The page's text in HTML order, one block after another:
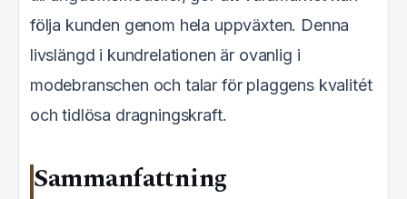
följa kunden genom hela uppväxten. Denna
livslängd i kundrelationen är ovanlig i
modebranschen och talar för plaggens kvalitét
och tidlösa dragningskraft.
Sammanfattning